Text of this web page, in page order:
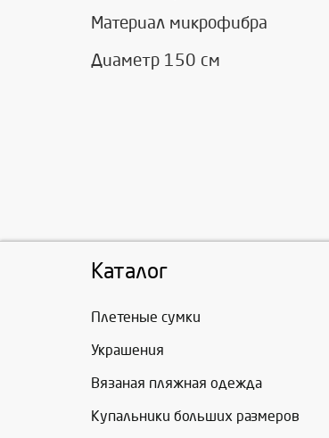
Материал микрофибра
Диаметр 150 см
Каталог
Плетеные сумки
Украшения
Вязаная пляжная одежда
Купальники больших размеров